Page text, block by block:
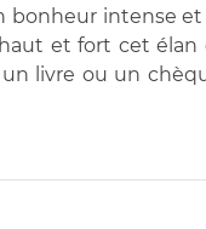
bonheur intense
et fort cet élan
livre ou un